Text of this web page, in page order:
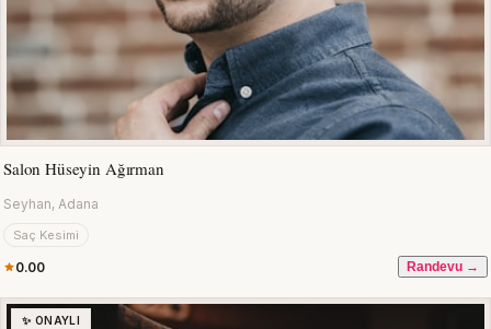
Salon Hüseyin Ağırman
Seyhan, Adana
Saç Kesimi
0.00 Randevu →
✨ ONAYLI